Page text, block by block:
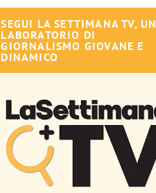
SEGUI LA SETTIMANA TV, UN
LABORATORIO DI
GIORNALISMO GIOVANE E
DINAMICO